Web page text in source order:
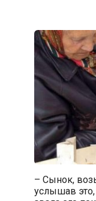
– Сынок,
услышав это,